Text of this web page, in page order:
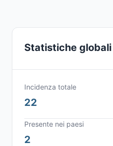
Statistiche globali
Incidenza totale
22
Presente nei paesi
2